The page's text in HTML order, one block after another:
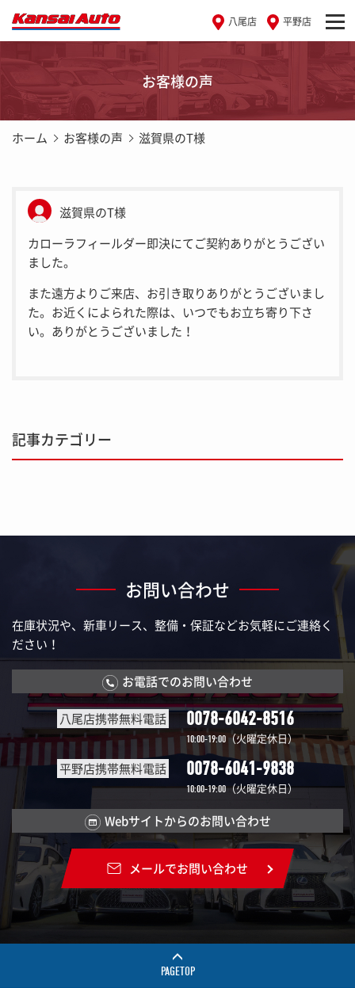
八尾店 平野店
お客様の声
ホーム お客様の声 滋賀県のT様
滋賀県のT様
カローラフィールダー即決にてご契約ありがとうござい
ました。
また遠方よりご来店、お引き取りありがとうございまし
た。お近くによられた際は、いつでもお立ち寄り下さ
い。ありがとうございました！
記事カテゴリー
お問い合わせ
在庫状況や、新車リース、整備・保証などお気軽にご連絡く
ださい！
お電話でのお問い合わせ
八尾店携帯無料電話 0078-6042-8516
10:00-19:00 （火曜定休日）
平野店携帯無料電話 0078-6041-9838
10:00-19:00（火曜定休日）
Webサイトからのお問い合わせ
メールでお問い合わせ
PAGETOP